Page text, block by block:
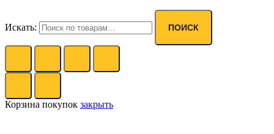
Искать: ПОИСК
Корзина покупок закрыть